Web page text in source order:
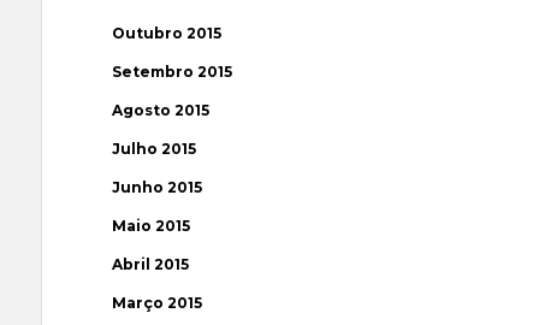
Outubro 2015
Setembro 2015
Agosto 2015
Julho 2015
Junho 2015
Maio 2015
Abril 2015
Março 2015